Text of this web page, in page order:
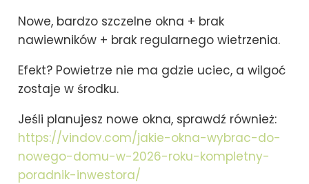
Nowe, bardzo szczelne okna + brak
nawiewników + brak regularnego wietrzenia.
Efekt? Powietrze nie ma gdzie uciec, a wilgoć
zostaje w środku.
Jeśli planujesz nowe okna, sprawdź również:
https://vindov.com/jakie-okna-wybrac-do-
nowego-domu-w-2026-roku-kompletny-
poradnik-inwestora/